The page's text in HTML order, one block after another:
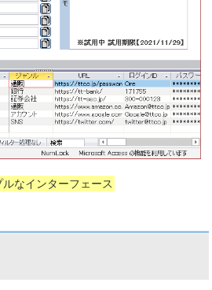
なインターフェース